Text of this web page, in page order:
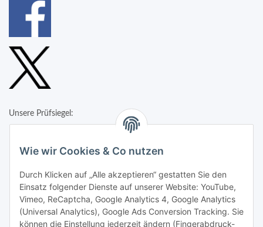
Unsere Prüfsiegel:
Wie wir Cookies & Co nutzen
Durch Klicken auf „Alle akzeptieren“ gestatten Sie den
Einsatz folgender Dienste auf unserer Website: YouTube,
Vimeo, ReCaptcha, Google Analytics 4, Google Analytics
(Universal Analytics), Google Ads Conversion Tracking. Sie
können die Einstellung jederzeit ändern (Fingerabdruck-